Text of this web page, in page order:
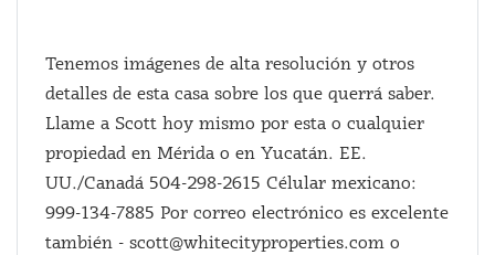
Tenemos imágenes de alta resolución y otros
detalles de esta casa sobre los que querrá saber.
Llame a Scott hoy mismo por esta o cualquier
propiedad en Mérida o en Yucatán. EE.
UU./Canadá 504-298-2615 Célular mexicano:
999-134-7885 Por correo electrónico es excelente
también - scott@whitecityproperties.com o